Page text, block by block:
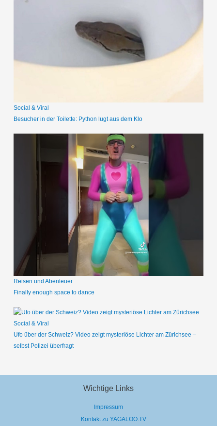
c
Social & Viral
Besucher in der Toilette: Python lugt aus dem Klo
Reisen und Abenteuer
Finally enough space to dance
Social & Viral
Ufo über der Schweiz? Video zeigt mysteriöse Lichter am Zürichsee –
selbst Polizei überfragt
Wichtige Links
Impressum
Kontakt zu YAGALOO.TV